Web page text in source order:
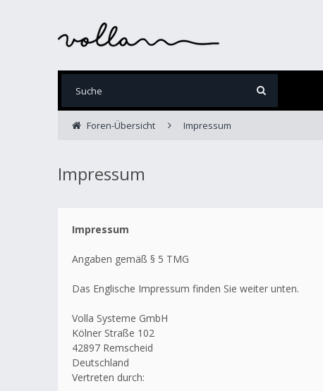
Foren-Übersicht Impressum
Impressum
Impressum
Angaben gemäß § 5 TMG
Das Englische Impressum finden Sie weiter unten.
Volla Systeme GmbH
Kölner Straße 102
42897 Remscheid
Deutschland
Vertreten durch: